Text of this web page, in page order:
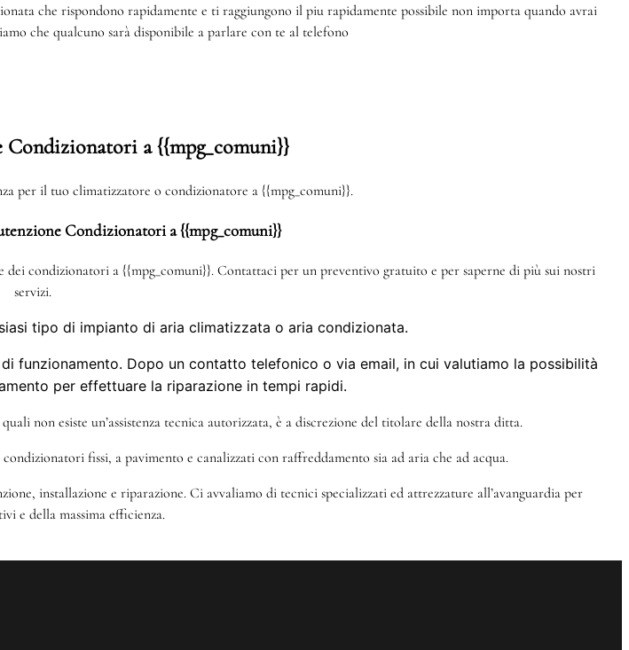
che rispondono rapidamente e ti raggiungono il piu rapidamente possibile non importa quando avrai
che qualcuno sarà disponibile a parlare con te al telefono
Condizionatori a {{mpg_comuni}}
per il tuo climatizzatore o condizionatore a {{mpg_comuni}}.
Condizionatori a {{mpg_comuni}}
dei condizionatori a {{mpg_comuni}}. Contattaci per un preventivo gratuito e per saperne di più sui nostri
servizi.
tipo di impianto di aria climatizzata o aria condizionata.
funzionamento. Dopo un contatto telefonico o via email, in cui valutiamo la possibilità
per effettuare la riparazione in tempi rapidi.
non esiste un’assistenza tecnica autorizzata, è a discrezione del titolare della nostra ditta.
fissi, a pavimento e canalizzati con raffreddamento sia ad aria che ad acqua.
installazione e riparazione. Ci avvaliamo di tecnici specializzati ed attrezzature all’avanguardia per
e della massima efficienza.